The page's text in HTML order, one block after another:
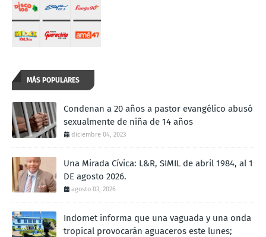
MÁS POPULARES
Condenan a 20 años a pastor evangélico abusó
sexualmente de niña de 14 años
diciembre 04, 2023
Una Mirada Cívica: L&R, SIMIL de abril 1984, al 1
DE agosto 2026.
agosto 03, 2026
Indomet informa que una vaguada y una onda
tropical provocarán aguaceros este lunes;